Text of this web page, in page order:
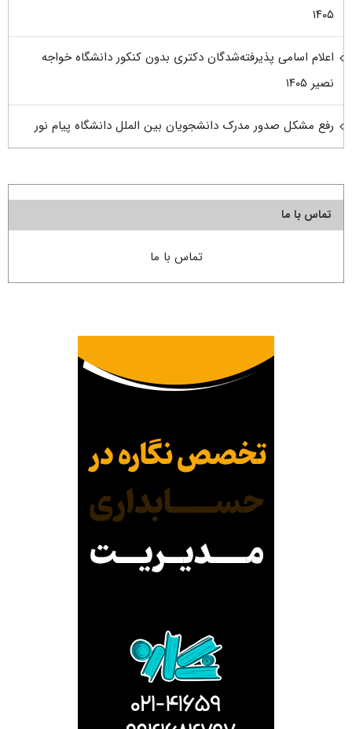
۱۴۰۵
اعلام اسامی پذیرفته‌شدگان دکتری بدون کنکور دانشگاه خواجه
نصیر ۱۴۰۵
رفع مشکل صدور مدرک دانشجویان بین الملل دانشگاه پیام نور
تماس با ما
تماس با ما